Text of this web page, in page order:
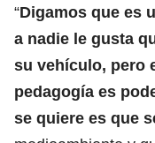
“Digamos que es
a nadie le gusta
su vehículo, pero
pedagogía es
se quiere es que